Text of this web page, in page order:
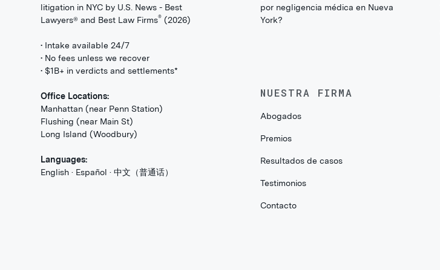
litigation in NYC by U.S. News - Best
Lawyers® and Best Law Firms® (2026)
• Intake available 24/7
• No fees unless we recover
• $1B+ in verdicts and settlements*
Office Locations:
Manhattan (near Penn Station)
Flushing (near Main St)
Long Island (Woodbury)
Languages:
English · Español · 中文（普通话）
por negligencia médica en Nueva
York?
NUESTRA FIRMA
Abogados
Premios
Resultados de casos
Testimonios
Contacto